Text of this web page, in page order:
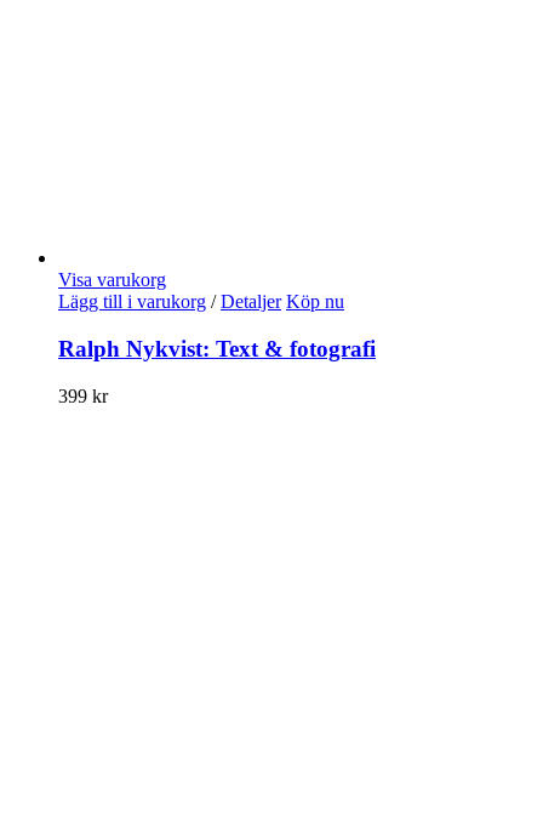
Visa varukorg
Lägg till i varukorg / Detaljer Köp nu
Ralph Nykvist: Text & fotografi
399 kr